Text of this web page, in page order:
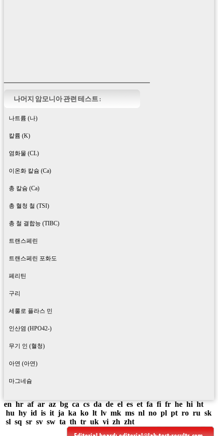
나머지 암모니아 관련 테스트 :
나트륨 (나)
칼륨 (K)
염화물 (CL)
이온화 칼슘 (Ca)
총 칼슘 (Ca)
총 혈청 철 (TSI)
총 철 결합능 (TIBC)
트랜스페린
트랜스페린 포화도
페리틴
구리
세룰로 플라스 민
인산염 (HPO42-)
무기 인 (혈청)
아연 (아연)
마그네슘
en hr af ar az bg ca cs da de el es et fa fi fr he hi ht
hu hy id is it ja ka ko lt lv mk ms nl no pl pt ro ru sk
sl sq sr sv sw ta th tr uk vi zh zht